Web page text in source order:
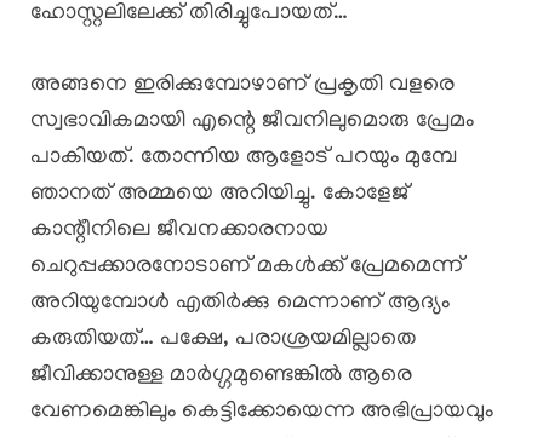
ഹോസ്റ്റലിലേക്ക് തിരിച്ചുപോയത്…
അങ്ങനെ ഇരിക്കുമ്പോഴാണ് പ്രകൃതി വളരെ
സ്വഭാവികമായി എന്റെ ജീവനിലുമൊരു പ്രേമം
പാകിയത്. തോന്നിയ ആളോട് പറയും മുമ്പേ
ഞാനത് അമ്മയെ അറിയിച്ചു. കോളേജ്
കാന്റീനിലെ ജീവനക്കാരനായ
ചെറുപ്പക്കാരനോടാണ് മകൾക്ക് പ്രേമമെന്ന്
അറിയുമ്പോൾ എതിർക്കു മെന്നാണ് ആദ്യം
കരുതിയത്… പക്ഷേ, പരാശ്രയമില്ലാതെ
ജീവിക്കാനുള്ള മാർഗ്ഗമുണ്ടെങ്കിൽ ആരെ
വേണമെങ്കിലും കെട്ടിക്കോയെന്ന അഭിപ്രായവും